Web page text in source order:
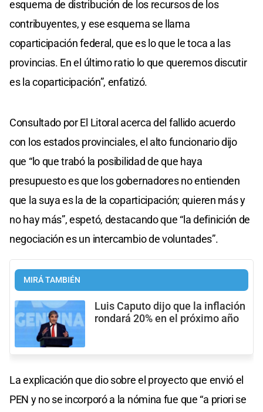
esquema de distribución de los recursos de los
contribuyentes, y ese esquema se llama
coparticipación federal, que es lo que le toca a las
provincias. En el último ratio lo que queremos discutir
es la coparticipación”, enfatizó.
Consultado por El Litoral acerca del fallido acuerdo
con los estados provinciales, el alto funcionario dijo
que “lo que trabó la posibilidad de que haya
presupuesto es que los gobernadores no entienden
que la suya es la de la coparticipación; quieren más y
no hay más”, espetó, destacando que “la definición de
negociación es un intercambio de voluntades”.
MIRÁ TAMBIÉN
Luis Caputo dijo que la inflación
rondará 20% en el próximo año
La explicación que dio sobre el proyecto que envió el
PEN y no se incorporó a la nómina fue que “a priori se